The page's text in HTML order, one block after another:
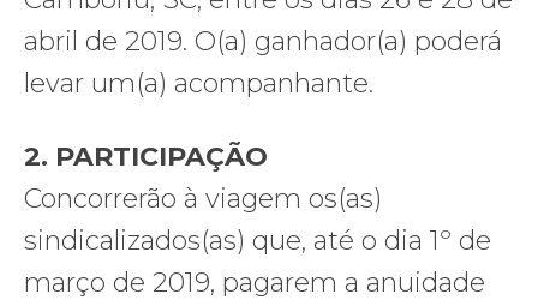
abril de 2019. O(a) ganhador(a) poderá
levar um(a) acompanhante.
2. PARTICIPAÇÃO
Concorrerão à viagem os(as)
sindicalizados(as) que, até o dia 1º de
março de 2019, pagarem a anuidade